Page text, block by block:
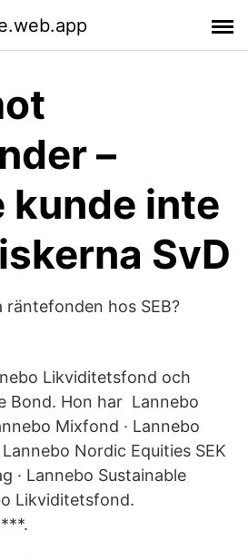
–
kunde inte
SvD
räntefonden hos SEB?
Likviditetsfond och
Bond. Hon har Lannebo
Mixfond · Lannebo
Nordic Equities SEK
· Lannebo Sustainable
Likviditetsfond.